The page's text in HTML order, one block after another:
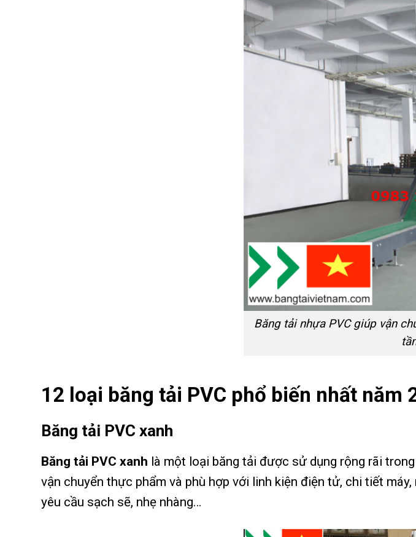
Băng tải nhựa PVC giúp vận
12 loại băng tải PVC phổ biến nhất năm
Băng tải PVC xanh
Băng tải PVC xanh là một loại băng tải được sử dụng rộng rãi
vận chuyển thực phẩm và phù hợp với linh kiện điện tử, chi tiết
yêu cầu sạch sẽ, nhẹ nhàng…